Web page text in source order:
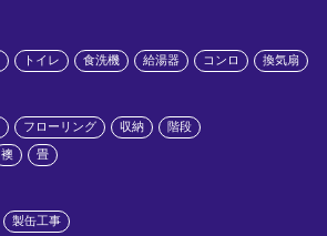
トイレ 食洗機 給湯器 コンロ 換気扇
フローリング 収納 階段
襖 畳
製缶工事